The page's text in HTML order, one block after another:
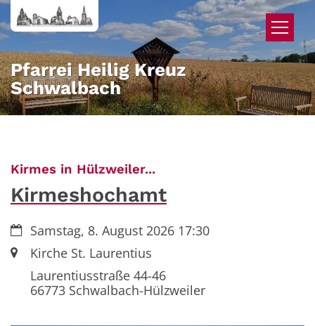
Zum Inhalt springen
Pfarrei Heilig Kreuz
Schwalbach
Kirmes in Hülzweiler...:
Kirmeshochamt
Datum:Samstag, 8. August 2026 17:30
Ort:Kirche St. Laurentius
Laurentiusstraße 44-46
66773Schwalbach-Hülzweiler